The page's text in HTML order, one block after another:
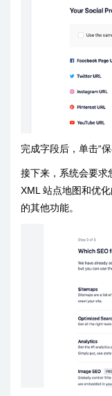
完成字段后，单击“
接下来，系统会要求
XML 站点地图和优
的其他功能。